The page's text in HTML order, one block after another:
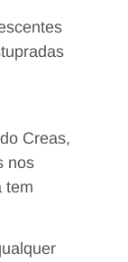
Creas,
nos
tem